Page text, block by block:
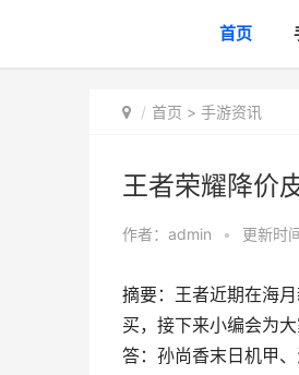
首页
首页 > 手游资讯
王者荣耀降价
作者： admin • 更新时
摘要：王者近期在海
买，接下来小编会为
答：孙尚香末日机甲